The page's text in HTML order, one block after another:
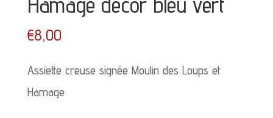
€8,00
Assiette creuse signée Moulin des Loups et
Hamage